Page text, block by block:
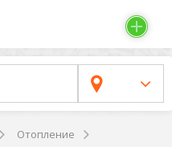
Отопление